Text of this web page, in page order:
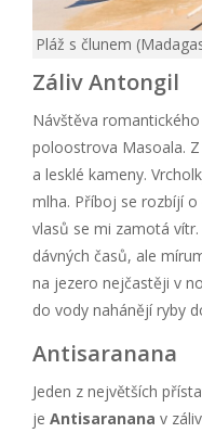
Pláž s člunem
Záliv Antongil
Návštěva
poloostrova Masoala.
a lesklé kameny.
mlha. Příboj se rozbíjí
vlasů se mi zamotá
dávných časů, ale
na jezero nejčastěji v
do vody nahánějí ryby
Antisaranana
Jeden z největších
je Antisaranana v